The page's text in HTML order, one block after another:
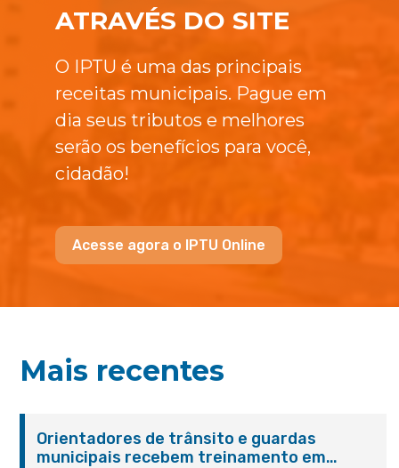
ATRAVÉS DO SITE
O IPTU é uma das principais
receitas municipais. Pague em
dia seus tributos e melhores
serão os benefícios para você,
cidadão!
Acesse agora o IPTU Online
Mais recentes
Orientadores de trânsito e guardas
municipais recebem treinamento em